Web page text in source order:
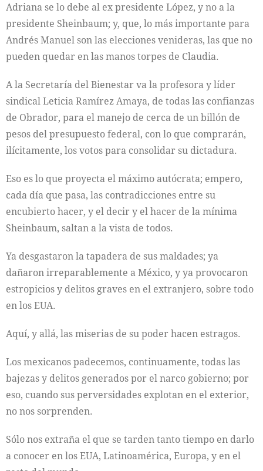
Adriana se lo debe al ex presidente López, y no a la
presidente Sheinbaum; y, que, lo más importante para
Andrés Manuel son las elecciones venideras, las que no
pueden quedar en las manos torpes de Claudia.
A la Secretaría del Bienestar va la profesora y líder
sindical Leticia Ramírez Amaya, de todas las confianzas
de Obrador, para el manejo de cerca de un billón de
pesos del presupuesto federal, con lo que comprarán,
ilícitamente, los votos para consolidar su dictadura.
Eso es lo que proyecta el máximo autócrata; empero,
cada día que pasa, las contradicciones entre su
encubierto hacer, y el decir y el hacer de la mínima
Sheinbaum, saltan a la vista de todos.
Ya desgastaron la tapadera de sus maldades; ya
dañaron irreparablemente a México, y ya provocaron
estropicios y delitos graves en el extranjero, sobre todo
en los EUA.
Aquí, y allá, las miserias de su poder hacen estragos.
Los mexicanos padecemos, continuamente, todas las
bajezas y delitos generados por el narco gobierno; por
eso, cuando sus perversidades explotan en el exterior,
no nos sorprenden.
Sólo nos extraña el que se tarden tanto tiempo en darlo
a conocer en los EUA, Latinoamérica, Europa, y en el